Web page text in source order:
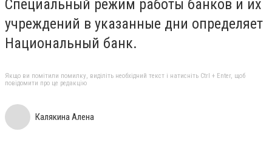
Специальный режим работы банков и их
учреждений в указанные дни определяет
Национальный банк.
Якщо ви помітили помилку, виділіть необхідний текст і натисніть Ctrl + Enter, щоб
повідомити про це редакцію
Калякина Алена